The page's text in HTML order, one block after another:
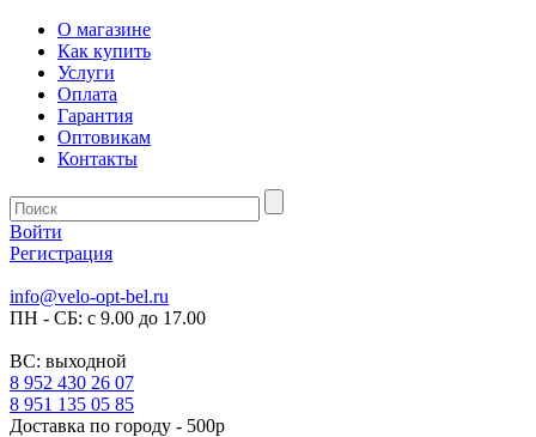
О магазине
Как купить
Услуги
Оплата
Гарантия
Оптовикам
Контакты
Войти
Регистрация
info@velo-opt-bel.ru
ПН - СБ: с 9.00 до 17.00
ВС: выходной
8 952 430 26 07
8 951 135 05 85
Доставка по городу - 500р